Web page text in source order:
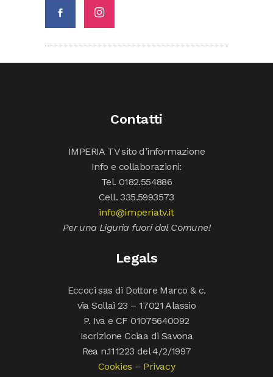
Contatti
IMPERIA TV sito d’informazione
Info e collaborazioni:
Tel. 0182.554886
Cell. 335.5993573
info@imperiatv.it
Per una Liguria fuori dal Comune!
Legals
Eccoci sas di Dottore Marco & c.
via Sollai 23 – 17021 Alassio
P. Iva e CF 01075640092
Iscrizione Cciaa di Savona
Rea n.111223 del 4/2/1997
Cookies – Privacy